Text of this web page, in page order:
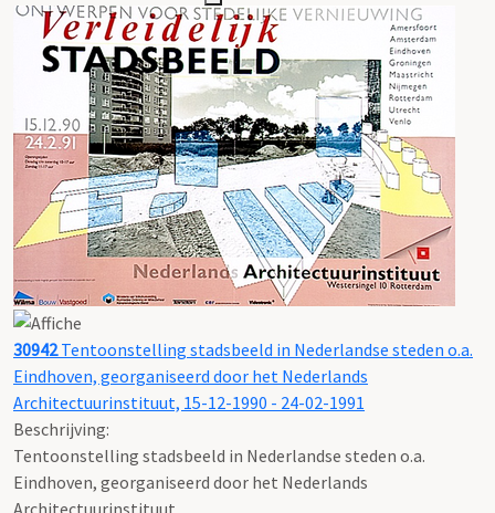
30942Tentoonstelling stadsbeeld in Nederlandse steden o.a.
Eindhoven, georganiseerd door het Nederlands
Architectuurinstituut, 15-12-1990 - 24-02-1991
Beschrijving:
Tentoonstelling stadsbeeld in Nederlandse steden o.a.
Eindhoven, georganiseerd door het Nederlands
Architectuurinstituut